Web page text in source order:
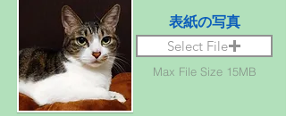
表紙の写真
Select File
Max File Size 15MB